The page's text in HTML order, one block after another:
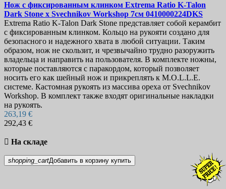
Нож с фиксированным клинком Extrema Ratio K-Talon
Dark Stone x Svechnikov Workshop 7см 0410000224DKS
Extrema Ratio K-Talon Dark Stone представляет собой керамбит
с фиксированным клинком. Кольцо на рукояти создано для
безопасного и надежного хвата в любой ситуации. Таким
образом, нож не скользит, и чрезвычайно трудно разоружить
владельца и направить на пользователя. В комплекте ножны,
которые поставляются с паракордом, который позволяет
носить его как шейный нож и прикреплять к M.O.L.L.E.
системе. Кастомная рукоять из массива ореха от Svechnikov
Workshop. В комплект также входят оригинальные накладки
на рукоять.
263,19 €
292,43 €
 На складе
shopping_cartДобавить в корзину купить